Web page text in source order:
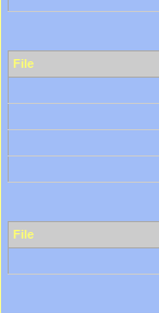
File
File